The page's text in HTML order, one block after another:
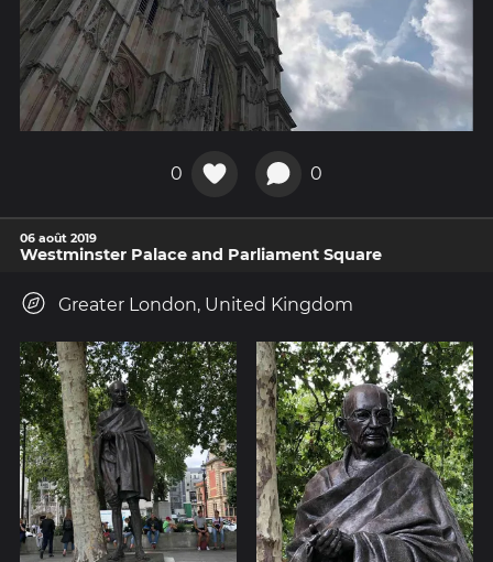
0 0
06 août 2019
Westminster Palace and Parliament Square
Greater London, United Kingdom